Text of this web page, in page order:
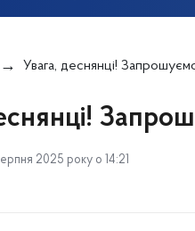
Увага, деснянці! Запрошуємо на
2025 року о 14:21